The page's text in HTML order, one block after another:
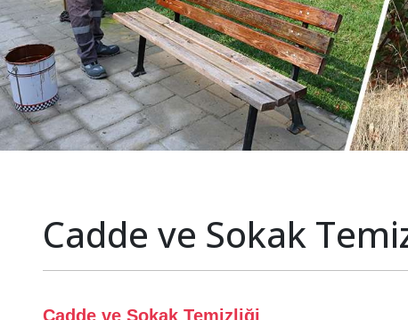
Cadde ve Sokak
Cadde ve Sokak Temizliği